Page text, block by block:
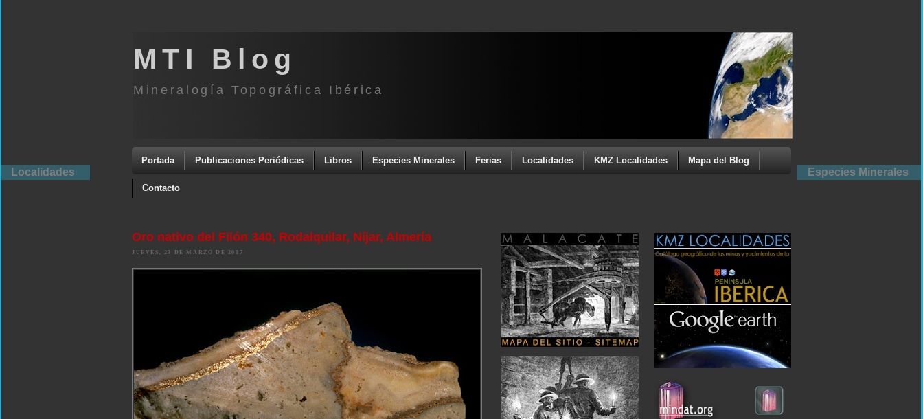
MTI Blog
Mineralogía Topográfica Ibérica
Portada Publicaciones Periódicas Libros Especies Minerales Ferias Localidades KMZ Localidades Mapa del Blog
Contacto
Oro nativo del Filón 340, Rodalquilar, Níjar, Almería
JUEVES, 23 DE MARZO DE 2017
Localidades Especies Minerales